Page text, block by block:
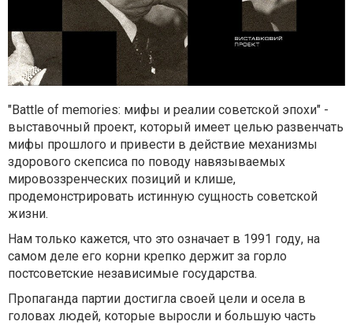
"Battle of memories: мифы и реалии советской эпохи" -
выставочный проект, который имеет целью развенчать
мифы прошлого и привести в действие механизмы
здорового скепсиса по поводу навязываемых
мировоззренческих позиций и клише,
продемонстрировать истинную сущность советской
жизни.
Нам только кажется, что это означает в 1991 году, на
самом деле его корни крепко держит за горло
постсоветские независимые государства.
Пропаганда партии достигла своей цели и осела в
головах людей, которые выросли и большую часть